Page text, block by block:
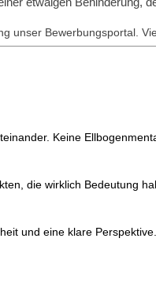
unser Bewerbungsportal.
Keine
die wirklich Bedeutung
und eine klare